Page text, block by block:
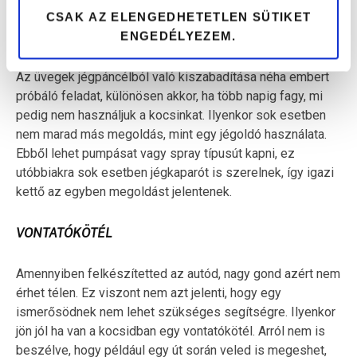
CSAK AZ ELENGEDHETETLEN SÜTIKET
ENGEDÉLYEZEM.
Az üvegek jégpáncélból való kiszabadítása néha embert
próbáló feladat, különösen akkor, ha több napig fagy, mi
pedig nem használjuk a kocsinkat. Ilyenkor sok esetben
nem marad más megoldás, mint egy jégoldó használata.
Ebből lehet pumpásat vagy spray típusút kapni, ez
utóbbiakra sok esetben jégkaparót is szerelnek, így igazi
kettő az egyben megoldást jelentenek.
VONTATÓKÖTÉL
Amennyiben felkészítetted az autód, nagy gond azért nem
érhet télen. Ez viszont nem azt jelenti, hogy egy
ismerősödnek nem lehet szükséges segítségre. Ilyenkor
jön jól ha van a kocsidban egy vontatókötél. Arról nem is
beszélve, hogy például egy út során veled is megeshet,